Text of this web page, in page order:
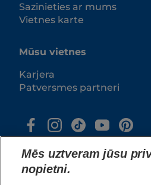
Sazinieties ar mums
Vietnes karte
Mūsu vietnes
Karjera
Patversmes partneri
Mēs uztveram jūsu
nopietni.